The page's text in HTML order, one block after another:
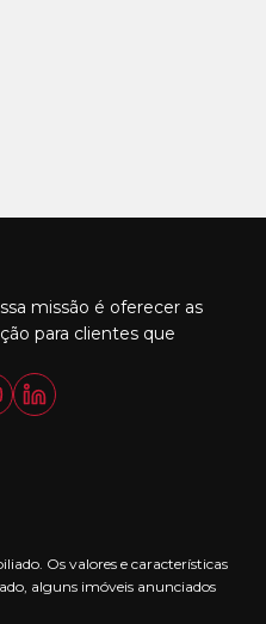
missão é oferecer as
para clientes que
Os valores e características
alguns imóveis anunciados